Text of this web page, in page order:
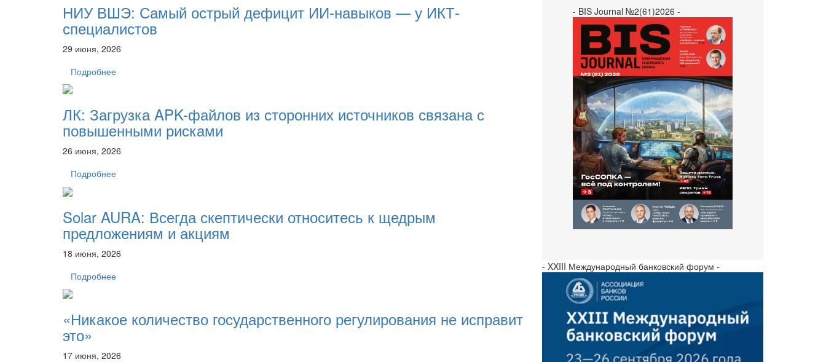
НИУ ВШЭ: Самый острый дефицит ИИ-навыков — у ИКТ-
специалистов
29 июня, 2026
Подробнее
ЛК: Загрузка APK-файлов из сторонних источников связана с
повышенными рисками
26 июня, 2026
Подробнее
Solar AURA: Всегда скептически относитесь к щедрым
предложениям и акциям
18 июня, 2026
Подробнее
«Никакое количество государственного регулирования не исправит
это»
17 июня, 2026
- BIS Journal №2(61)2026 -
- XXIII Международный банковский форум -